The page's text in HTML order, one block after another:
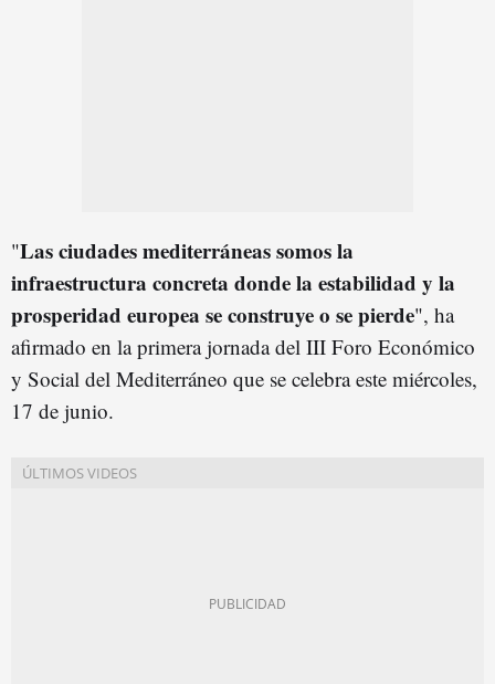
"Las ciudades mediterráneas somos la
infraestructura concreta donde la estabilidad y la
prosperidad europea se construye o se pierde", ha
afirmado en la primera jornada del III Foro Económico
y Social del Mediterráneo que se celebra este miércoles,
17 de junio.